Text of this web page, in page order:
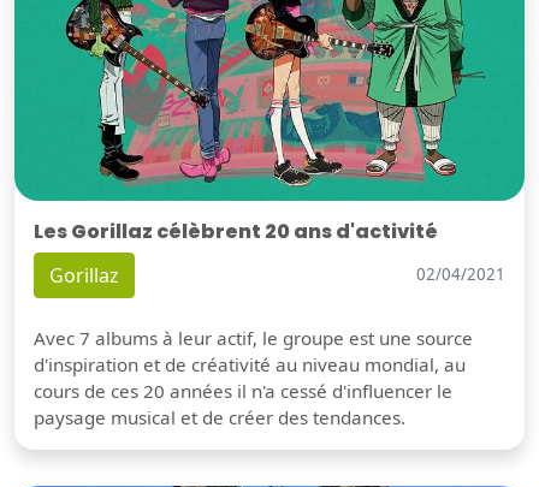
Les Gorillaz célèbrent 20 ans d'activité
Gorillaz 02/04/2021
Avec 7 albums à leur actif, le groupe est une source
d'inspiration et de créativité au niveau mondial, au
cours de ces 20 années il n'a cessé d'influencer le
paysage musical et de créer des tendances.